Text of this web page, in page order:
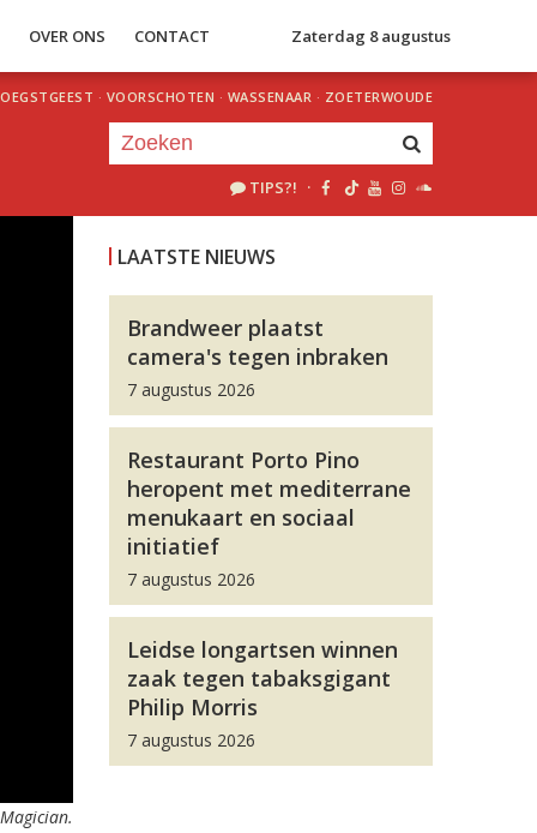
OVER ONS CONTACT Zaterdag 8 augustus
OEGSTGEEST · VOORSCHOTEN · WASSENAAR · ZOETERWOUDE
TIPS?! ·
LAATSTE NIEUWS
Brandweer plaatst
camera's tegen inbraken
7 augustus 2026
Restaurant Porto Pino
heropent met mediterrane
menukaart en sociaal
initiatief
7 augustus 2026
Leidse longartsen winnen
zaak tegen tabaksgigant
Philip Morris
7 augustus 2026